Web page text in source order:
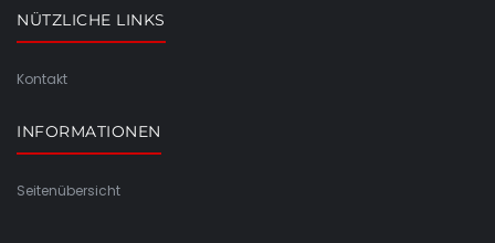
NÜTZLICHE LINKS
Kontakt
INFORMATIONEN
Seitenübersicht